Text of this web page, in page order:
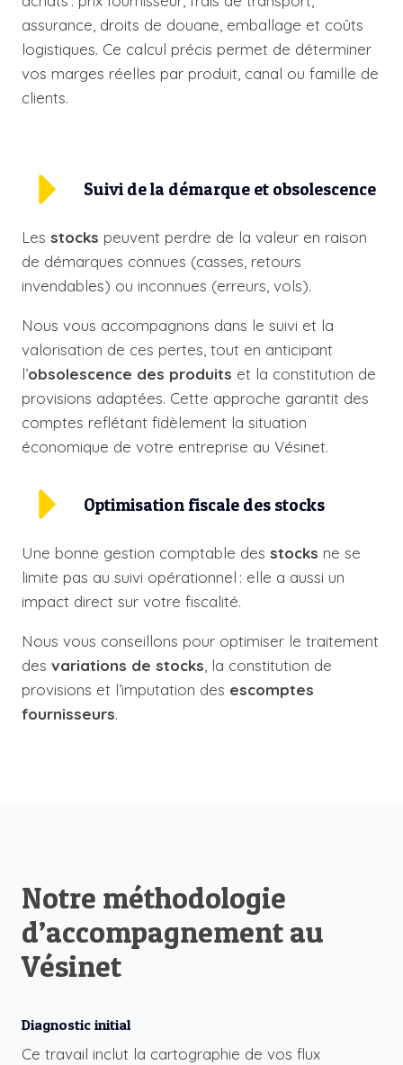
assurance, droits de douane, emballage et coûts
logistiques. Ce calcul précis permet de déterminer
vos marges réelles par produit, canal ou famille de
clients.
Suivi de la démarque et obsolescence
Les stocks peuvent perdre de la valeur en raison
de démarques connues (casses, retours
invendables) ou inconnues (erreurs, vols).
Nous vous accompagnons dans le suivi et la
valorisation de ces pertes, tout en anticipant
l’obsolescence des produits et la constitution de
provisions adaptées. Cette approche garantit des
comptes reflétant fidèlement la situation
économique de votre entreprise au Vésinet.
Optimisation fiscale des stocks
Une bonne gestion comptable des stocks ne se
limite pas au suivi opérationnel : elle a aussi un
impact direct sur votre fiscalité.
Nous vous conseillons pour optimiser le traitement
des variations de stocks , la constitution de
provisions et l’imputation des escomptes
fournisseurs.
Notre méthodologie
d’accompagnement au
Vésinet
Diagnostic initial
Ce travail inclut la cartographie de vos flux